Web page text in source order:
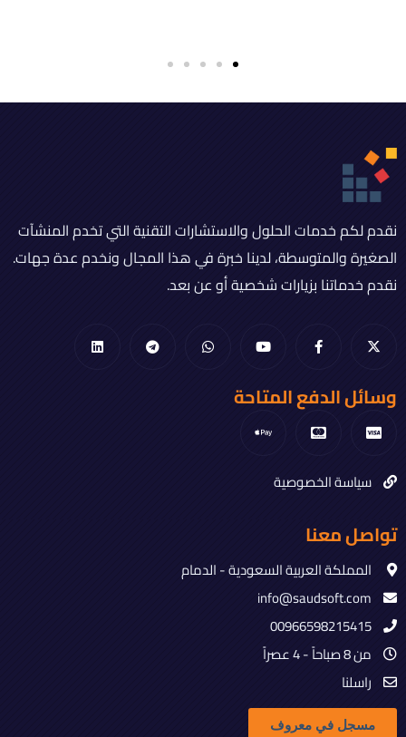
نقدم لكم خدمات الحلول والاستشارات التقنية التي تخدم المنشآت
الصغيرة والمتوسطة، لدينا خبرة في هذا المجال ونخدم عدة جهات.
نقدم خدماتنا بزيارات شخصية أو عن بعد.
وسائل الدفع المتاحة
سياسة الخصوصية
تواصل معنا
المملكة العربية السعودية - الدمام
info@saudsoft.com
00966598215415
من 8 صباحاً - 4 عصراً
راسلنا
مسجل في معروف